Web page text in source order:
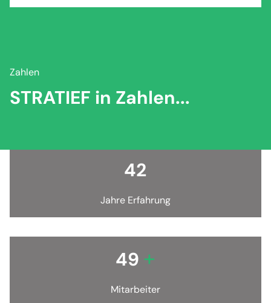
Zahlen
STRATIEF in Zahlen...
42
Jahre Erfahrung
50 +
Mitarbeiter